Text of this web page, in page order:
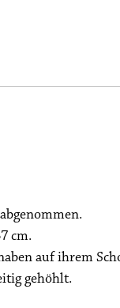
cm.
auf ihrem
gehöhlt.